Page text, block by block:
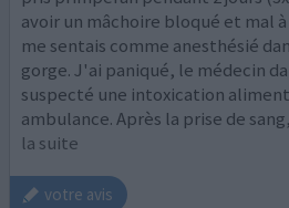
avoir un mâchoire bloqué et mal
me sentais comme anesthésié
gorge. J'ai paniqué, le médecin
suspecté une intoxication
ambulance. Après la prise de
la suite
votre avis